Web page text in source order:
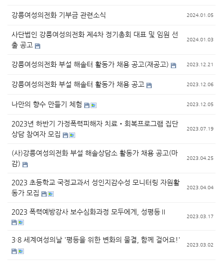
강릉여성의전화 기부금 관련소식 2024.01.05
사단법인 강릉여성의전화 제4차 정기총회 대표 및 임원 선
출 공고
2024.01.03
강릉여성의전화 부설 해솔터 활동가 채용 공고(재공고) 2023.12.21
강릉여성의전화 부설 해솔터 활동가 채용 공고 2023.12.06
나만의 향수 만들기 체험 2023.12.05
2023년 하반기 가정폭력피해자 치료‧회복프로그램 집단
상담 참여자 모집
2023.07.19
(사)강릉여성의전화 부설 해솔상담소 활동가 채용 공고(마
감)
2023.04.25
2023 초등학교 국정교과서 성인지감수성 모니터링 자원활
동가 모집
2023.04.04
2023 폭력예방강사 보수심화과정 모두에게, 성평등Ⅱ
2023.03.17
3·8 세계여성의날 '평등을 위한 변화의 물결, 함께 걸어요!'
2023.03.02